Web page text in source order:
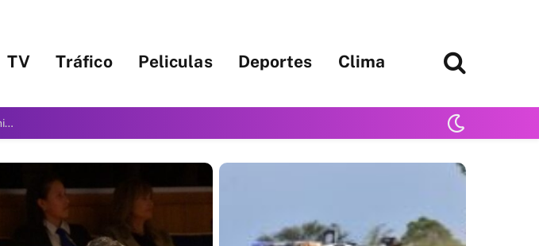
TV Tráfico Peliculas Deportes Clima
Gabriel Rolón, psicólogo: “A veces uno desea más haber sido feliz que ser feliz ahora”